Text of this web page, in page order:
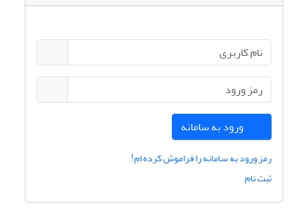
ورود به سامانه
رمز ورود به سامانه را فراموش کرده ام!
ثبت نام